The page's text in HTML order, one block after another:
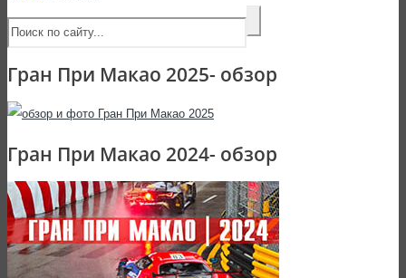
Гран При Макао 2025- обзор
Гран При Макао 2024- обзор